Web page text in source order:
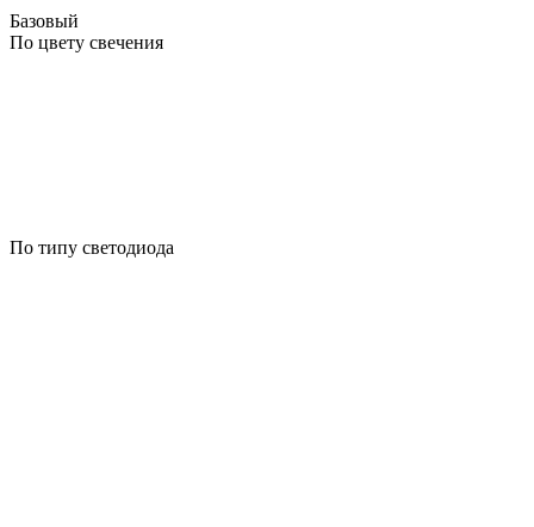
Базовый
По цвету свечения
По типу светодиода